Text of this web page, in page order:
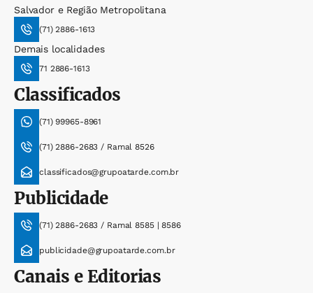
Salvador e Região Metropolitana
(71) 2886-1613
Demais localidades
71 2886-1613
Classificados
(71) 99965-8961
(71) 2886-2683 / Ramal 8526
classificados@grupoatarde.com.br
Publicidade
(71) 2886-2683 / Ramal 8585 | 8586
publicidade@grupoatarde.com.br
Canais e Editorias